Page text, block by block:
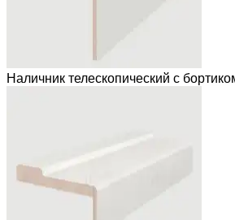
Наличник телескопический с